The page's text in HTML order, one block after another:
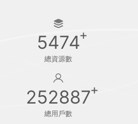
5474
總資源數
252887
總用戶數